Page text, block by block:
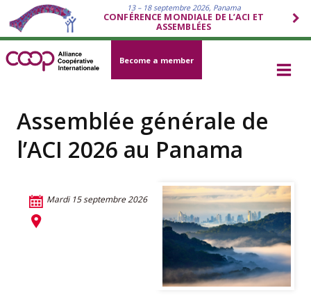
13 – 18 septembre 2026, Panama
CONFÉRENCE MONDIALE DE L’ACI ET
ASSEMBLÉES
Become a member
Assemblée générale de
l’ACI 2026 au Panama
Mardi 15 septembre 2026